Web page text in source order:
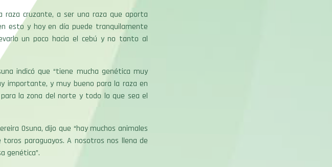
raza cruzante, a ser una raza que aporta
esto y hoy en día puede tranquilamente
un poco hacia el cebú y no tanto al
indicó que “tiene mucha genética muy
importante, y muy bueno para la raza en
la zona del norte y todo lo que sea el
Osuna, dijo que “hay muchos animales
paraguayos. A nosotros nos llena de
genética”.